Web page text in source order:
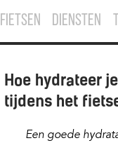
FIETSEN DIENSTEN
Hoe hydrateer
tijdens het
Een goede hydratatie is essentieel voor elke